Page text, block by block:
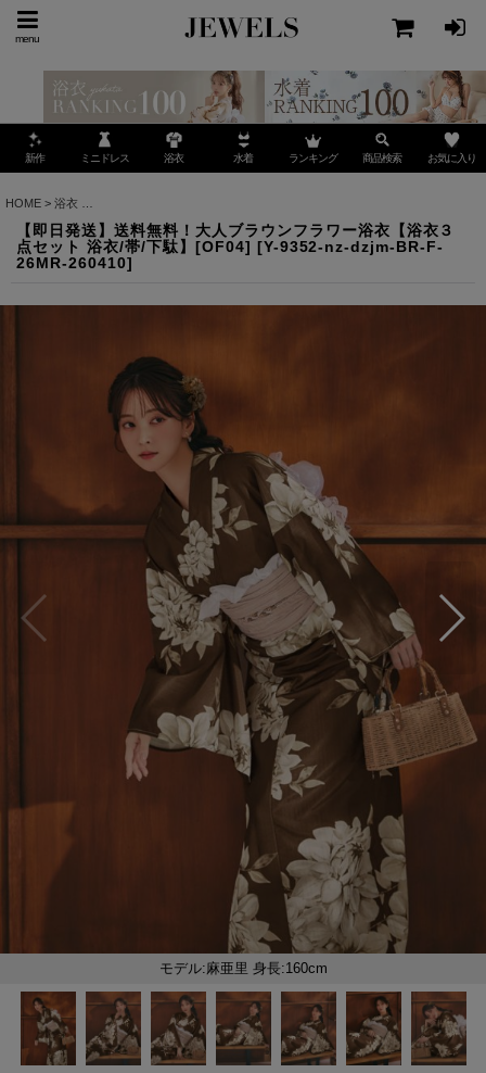
menu
新作 ミニドレス 浴衣 水着 ランキング 商品検索 お気に入り
HOME > 浴衣
【即日発送】送料無料！大人ブラウンフラワー浴衣【浴衣３
点セット 浴衣/帯/下駄】[OF04] [Y-9352-nz-dzjm-BR-F-
26MR-260410]